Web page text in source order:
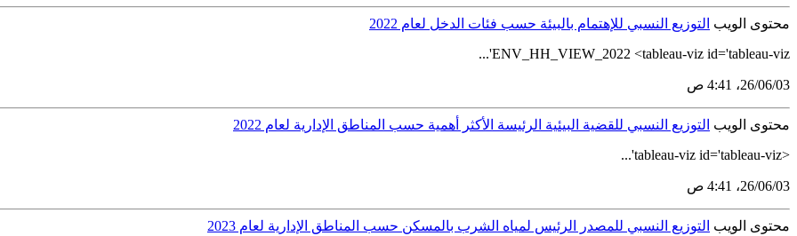
محتوى الويب التوزيع النسبي للإهتمام بالبيئة حسب فئات الدخل لعام 2022
ENV_HH_VIEW_2022 <tableau-viz id='tableau-viz'...
03‏/06‏/26، 4:41 ص
محتوى الويب التوزيع النسبي للقضية البيئية الرئيسة الأكثر أهمية حسب المناطق الإدارية لعام 2022
<tableau-viz id='tableau-viz'...
03‏/06‏/26، 4:41 ص
محتوى الويب التوزيع النسبي للمصدر الرئيس لمياه الشرب بالمسكن حسب المناطق الإدارية لعام 2023